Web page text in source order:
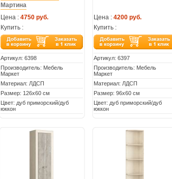
Мартина
Цена : 4750 руб.
Купить :
Артикул: 6398
Производитель: Мебель
Маркет
Материал: ЛДСП
Размер: 126х60 см
Цвет: дуб приморский/дуб
юккон
Цена : 4200 руб.
Купить :
Артикул: 6397
Производитель: Мебель
Маркет
Материал: ЛДСП
Размер: 96х60 см
Цвет: дуб приморский/дуб
юккон